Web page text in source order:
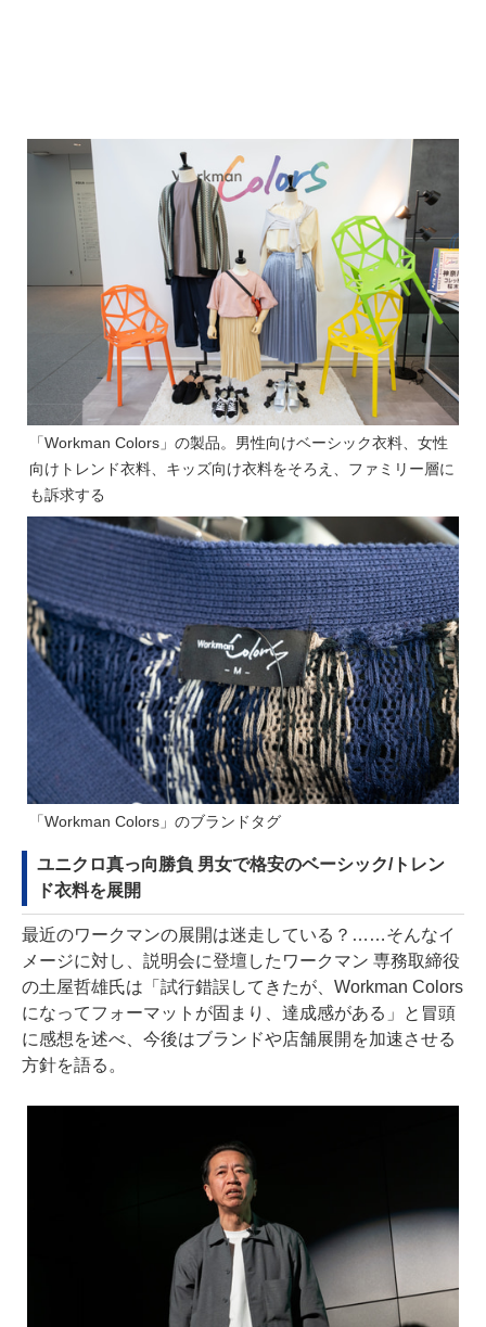
「Workman Colors」の製品。男性向けベーシック衣料、女性
向けトレンド衣料、キッズ向け衣料をそろえ、ファミリー層に
も訴求する
「Workman Colors」のブランドタグ
ユニクロ真っ向勝負 男女で格安のベーシック/トレン
ド衣料を展開
最近のワークマンの展開は迷走している？……そんなイ
メージに対し、説明会に登壇したワークマン 専務取締役
の土屋哲雄氏は「試行錯誤してきたが、Workman Colors
になってフォーマットが固まり、達成感がある」と冒頭
に感想を述べ、今後はブランドや店舗展開を加速させる
方針を語る。